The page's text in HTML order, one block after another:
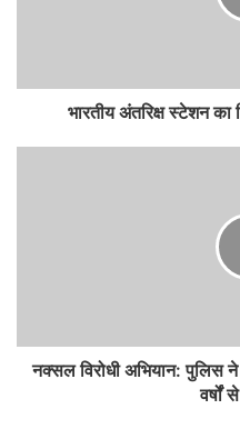
भारतीय अंतरिक्ष स्टेशन का
नक्सल विरोधी अभियान: पुलिस ने
वर्षों